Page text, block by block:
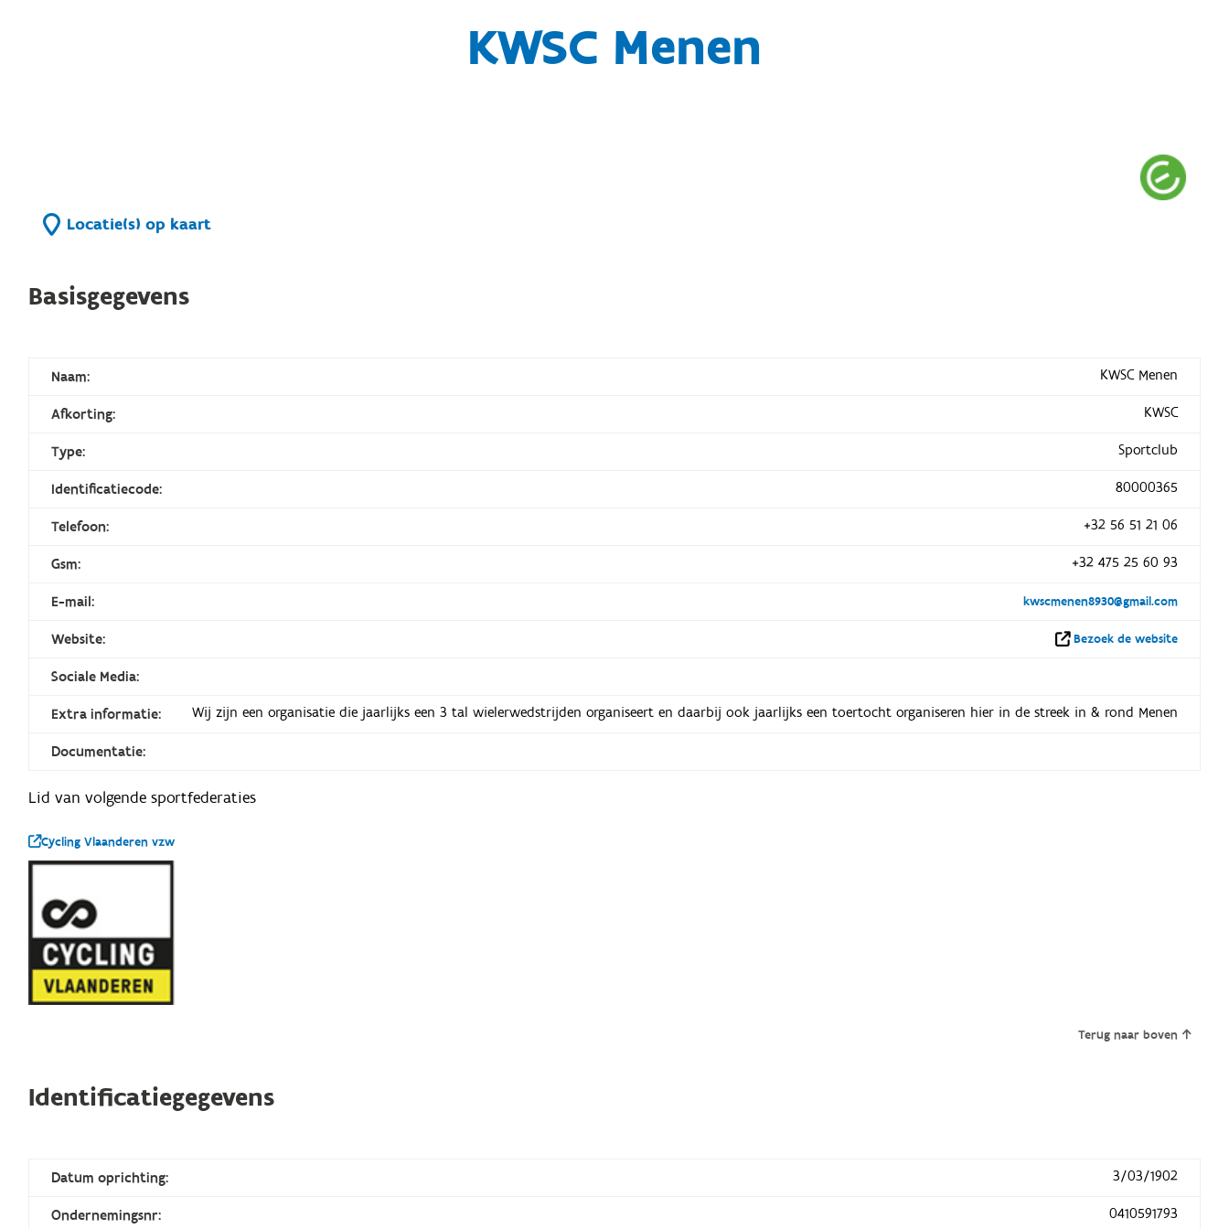
KWSC Menen
Locatie(s) op kaart
Basisgegevens
Naam: KWSC Menen
Afkorting: KWSC
Type: Sportclub
Identificatiecode: 80000365
Telefoon: +32 56 51 21 06
Gsm: +32 475 25 60 93
E-mail: kwscmenen8930@gmail.com
Website: Bezoek de website
Sociale Media:
Extra informatie: Wij zijn een organisatie die jaarlijks een 3 tal wielerwedstrijden organiseert en daarbij ook jaarlijks een toertocht organiseren hier in de streek in & rond Menen
Documentatie:
Lid van volgende sportfederaties
Cycling Vlaanderen vzw
Terug naar boven
Identificatiegegevens
Datum oprichting: 3/03/1902
Ondernemingsnr: 0410591793